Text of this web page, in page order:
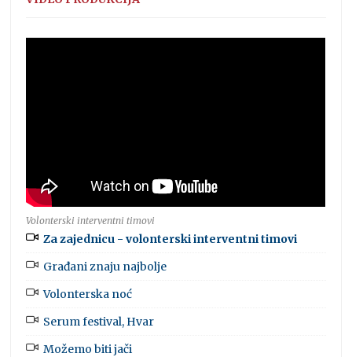
Volonterski interventni timovi
Za zajednicu - volonterski interventni timovi
Građani znaju najbolje
Volonterska noć
Serum festival, Hvar
Možemo biti jači